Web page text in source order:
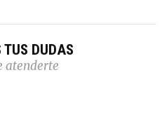
TUS DUDAS
atenderte